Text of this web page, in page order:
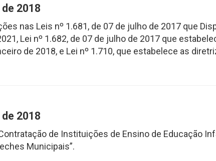
2018
nas Leis nº 1.681, de 07 de julho de 2017 que
Lei nº 1.682, de 07 de julho de 2017 que
de 2018, e Lei nº 1.710, que estabelece as
2018
de Instituições de Ensino de Educação
Municipais”.